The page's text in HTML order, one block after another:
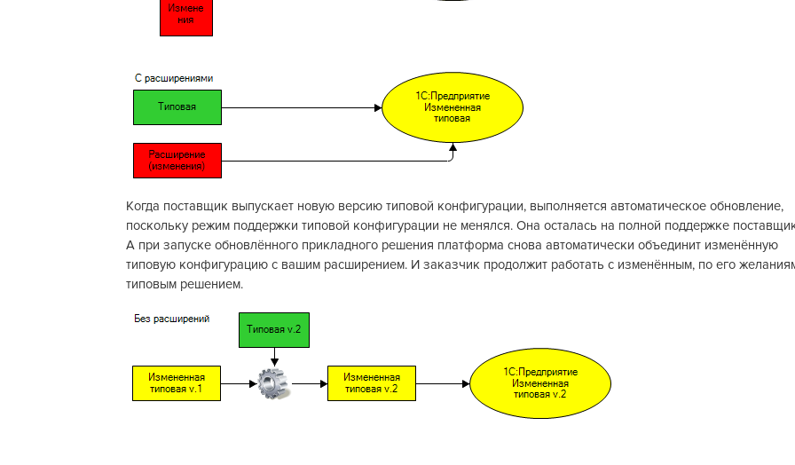
Когда поставщик выпускает новую версию типовой конфигурации, выполняется автоматическое обновление,
поскольку режим поддержки типовой конфигурации не менялся. Она осталась на полной поддержке
А при запуске обновлённого прикладного решения платформа снова автоматически объединит изменённую
типовую конфигурацию с вашим расширением. И заказчик продолжит работать с изменённым, по его
типовым решением.